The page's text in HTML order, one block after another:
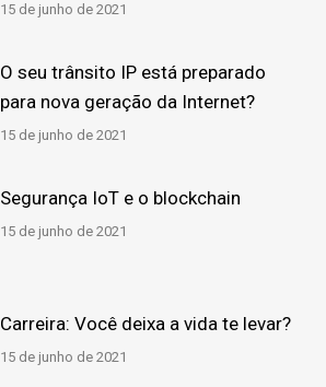
15 de junho de 2021
O seu trânsito IP está preparado
para nova geração da Internet?
15 de junho de 2021
Segurança IoT e o blockchain
15 de junho de 2021
Carreira: Você deixa a vida te levar?
15 de junho de 2021